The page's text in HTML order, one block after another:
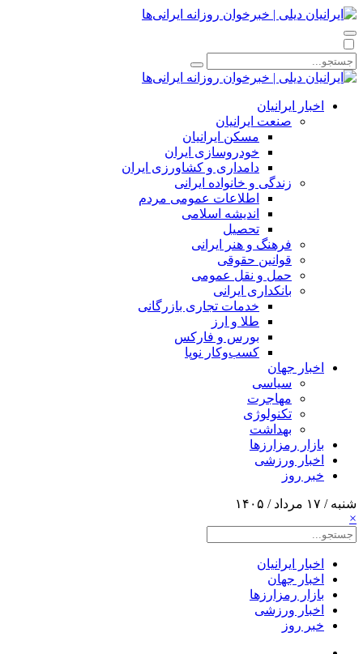
اخبار ایرانیان
صنعت ایرانیان
مسکن ایرانیان
خودروسازی ایران
دامداری و کشاورزی ایران
زندگی و خانواده ایرانی
اطلاعات عمومی مردم
اندیشه اسلامی
تحصیل
فرهنگ و هنر ایرانی
قوانین حقوقی
حمل و نقل عمومی
بانکداری ایرانی
خدمات تجاری بازرگانی
طلا و ارز
بورس و فارکس
کسب‌وکار نوپا
اخبار جهان
سیاسی
مهاجرت
تکنولوژی
بهداشت
بازار رمزارزها
اخبار ورزشی
خبر روز
شنبه / ۱۷ مرداد / ۱۴۰۵
×
اخبار ایرانیان
اخبار جهان
بازار رمزارزها
اخبار ورزشی
خبر روز